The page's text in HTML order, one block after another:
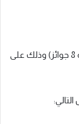
أ- يتم تقسيم فئات الجائزة إلى 6 فئات (بما مجموعه 8 جوائز) وذلك على